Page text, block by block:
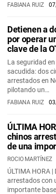
FABIANA RUIZ
Detienen a
por operar
clave de la
La seguridad
sacudida: dos
arrestados en
pilotando un…
FABIANA RUIZ
ÚLTIMA
chinos
de una
ROCIO MARTÍNEZ
ÚLTIMA HORA
arrestados con
importante